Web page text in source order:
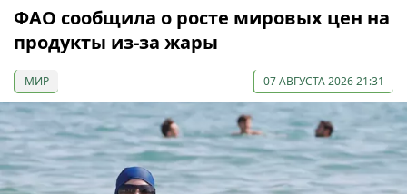
ФАО сообщила о росте мировых цен на
продукты из-за жары
МИР 07 АВГУСТА 2026 21:31